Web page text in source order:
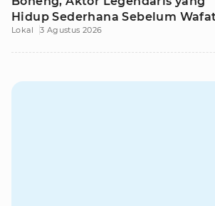
Hidup Sederhana Sebelum
Lokal 3 Agustus 2026